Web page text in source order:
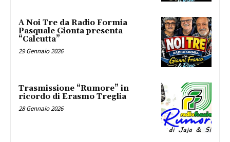
A Noi Tre da Radio Formia
Pasquale Gionta presenta
“Calcutta”
29 Gennaio 2026
Trasmissione “Rumore” in
ricordo di Erasmo Treglia
28 Gennaio 2026